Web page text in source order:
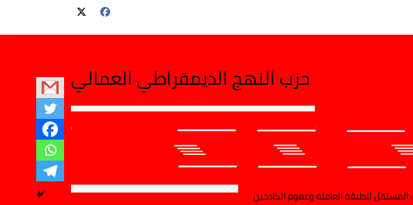
حزب النهج الديمقراطي العمالي
المستقل للطبقة العاملة وعموم الكادحين